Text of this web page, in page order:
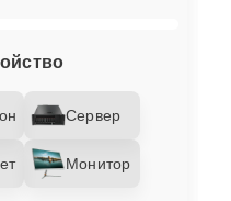
Сервер
Монитор